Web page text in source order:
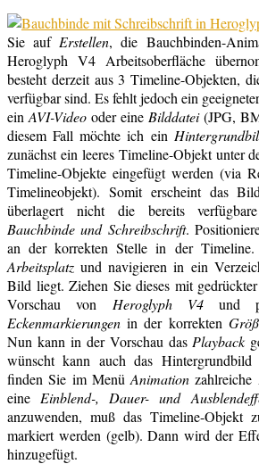
Sie auf Erstellen, die Bauchbinden-
Heroglyph V4 Arbeitsoberfläche
besteht derzeit aus 3 Timeline-Objekten,
verfügbar sind. Es fehlt jedoch ein
ein AVI-Video oder eine Bilddatei(JPG,
diesem Fall möchte ich ein
zunächst ein leeres Timeline-Objekt unter
Timeline-Objekte eingefügt werden (via
Timelineobjekt). Somit erscheint das
überlagert nicht die bereits
Bauchbinde und Schreibschrift.
an der korrekten Stelle in der
Arbeitsplatz und navigieren in ein
Bild liegt. Ziehen Sie dieses mit
Vorschau von Heroglyph V4und
Eckenmarkierungen in der korrekten
Nun kann in der Vorschau das Playback
wünscht kann auch das Hintergrundbild
finden Sie im MenüAnimation
eine Einblend-, Dauer- und
anzuwenden, muß das Timeline-Objekt
markiert werden (gelb). Dann wird der
hinzugefügt.